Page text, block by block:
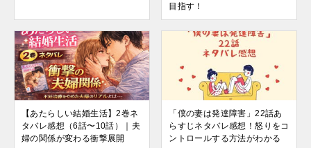
目指す！
【あたらしい結婚生活】2巻ネ
タバレ感想（6話〜10話）｜夫
婦の関係が変わる衝撃展開
「僕の妻は発達障害」22話あ
らすじネタバレ感想！怒りをコ
ントロールする方法がわかる